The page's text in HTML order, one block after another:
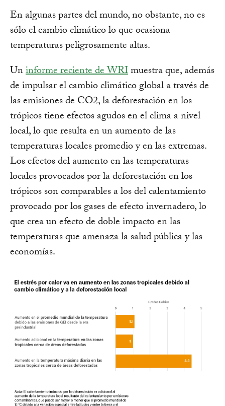
En algunas partes del mundo, no obstante, no es
sólo el cambio climático lo que ocasiona
temperaturas peligrosamente altas.
Uninforme reciente de WRImuestra que, además
de impulsar el cambio climático global a través de
las emisiones de CO2, la deforestación en los
trópicos tiene efectos agudos en el clima a nivel
local, lo que resulta en un aumento de las
temperaturas locales promedio y en las extremas.
Los efectos del aumento en las temperaturas
locales provocados por la deforestación en los
trópicos son comparables a los del calentamiento
provocado por los gases de efecto invernadero, lo
que crea un efecto de doble impacto en las
temperaturas que amenaza la salud pública y las
economías.